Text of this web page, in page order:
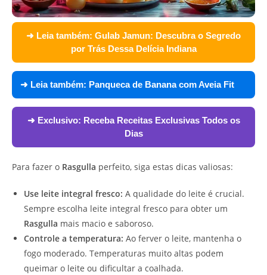
➜ Leia também: Gulab Jamun: Descubra o Segredo
por Trás Dessa Delícia Indiana
➜ Leia também: Panqueca de Banana com Aveia Fit
➜ Exclusivo: Receba Receitas Exclusivas Todos os
Dias
Para fazer o Rasgulla perfeito, siga estas dicas valiosas:
Use leite integral fresco: A qualidade do leite é crucial.
Sempre escolha leite integral fresco para obter um
Rasgulla mais macio e saboroso.
Controle a temperatura: Ao ferver o leite, mantenha o
fogo moderado. Temperaturas muito altas podem
queimar o leite ou dificultar a coalhada.